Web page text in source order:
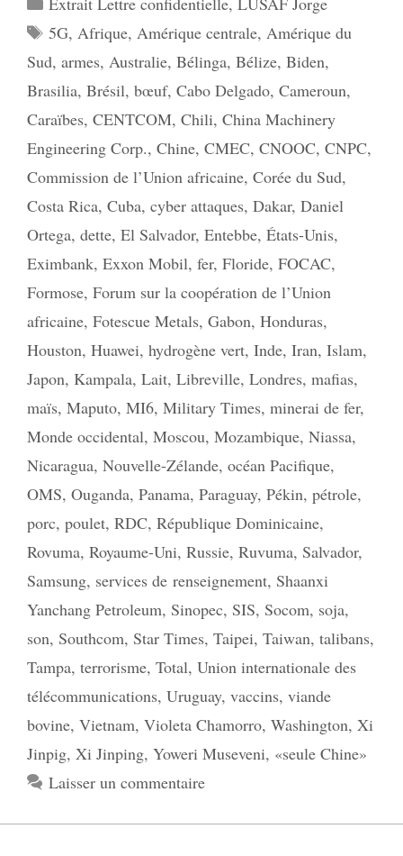
Étiquettes
5G, Afrique, Amérique centrale, Amérique du
Sud, armes, Australie, Bélinga, Bélize, Biden,
Brasilia, Brésil, bœuf, Cabo Delgado, Cameroun,
Caraïbes, CENTCOM, Chili, China Machinery
Engineering Corp., Chine, CMEC, CNOOC, CNPC,
Commission de l’Union africaine, Corée du Sud,
Costa Rica, Cuba, cyber attaques, Dakar, Daniel
Ortega, dette, El Salvador, Entebbe, États-Unis,
Eximbank, Exxon Mobil, fer, Floride, FOCAC,
Formose, Forum sur la coopération de l’Union
africaine, Fotescue Metals, Gabon, Honduras,
Houston, Huawei, hydrogène vert, Inde, Iran, Islam,
Japon, Kampala, Lait, Libreville, Londres, mafias,
maïs, Maputo, MI6, Military Times, minerai de fer,
Monde occidental, Moscou, Mozambique, Niassa,
Nicaragua, Nouvelle-Zélande, océan Pacifique,
OMS, Ouganda, Panama, Paraguay, Pékin, pétrole,
porc, poulet, RDC, République Dominicaine,
Rovuma, Royaume-Uni, Russie, Ruvuma, Salvador,
Samsung, services de renseignement, Shaanxi
Yanchang Petroleum, Sinopec, SIS, Socom, soja,
son, Southcom, Star Times, Taipei, Taiwan, talibans,
Tampa, terrorisme, Total, Union internationale des
télécommunications, Uruguay, vaccins, viande
bovine, Vietnam, Violeta Chamorro, Washington, Xi
Jinpig, Xi Jinping, Yoweri Museveni, «seule Chine»
Laisser un commentaire